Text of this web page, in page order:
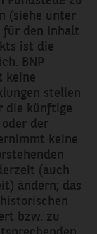
(siehe unter
den Inhalt
ist die
BNP
keine
stellen
die künftige
der
keine
(auch
ändern; das
bzw. zu